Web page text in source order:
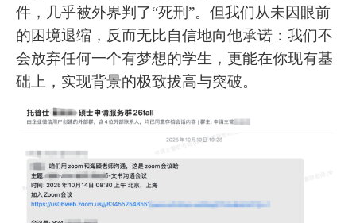
件，几乎被外界判了“死刑”。但我们从未因眼前
的困境退缩，反而无比自信地向他承诺：我们不
会放弃任何一个有梦想的学生，更能在你现有基
础上，实现背景的极致拔高与突破。